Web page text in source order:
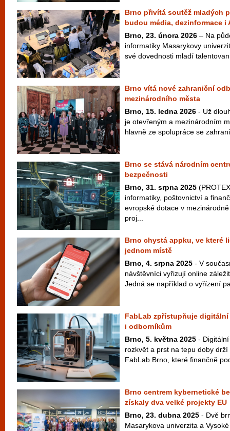
Brno přivítá soutěž mladých
budou média, dezinformace i
Brno, 23. února 2026 – Na
informatiky Masarykovy
své dovednosti mladí
Brno vítá nové zahraniční
mezinárodního města
Brno, 15. ledna 2026 - Už
je otevřeným a mezinárodním
hlavně ze spolupráce se
Brno se stává národním
bezpečnosti
Brno, 31. srpna 2025
informatiky, poštovnictví a
evropské dotace v
proj...
Brno chystá appku, ve které
jednom místě
Brno, 4. srpna 2025 - V
návštěvníci vyřizují online
Jedná se například o vyřízení
FabLab zpřístupňuje
i odborníkům
Brno, 5. května 2025 -
rozkvět a prst na tepu doby
FabLab Brno, které finančně
Brno centrem kybernetické
získaly dva velké projekty EU
Brno, 23. dubna 2025 - Dvě
Masarykova univerzita a